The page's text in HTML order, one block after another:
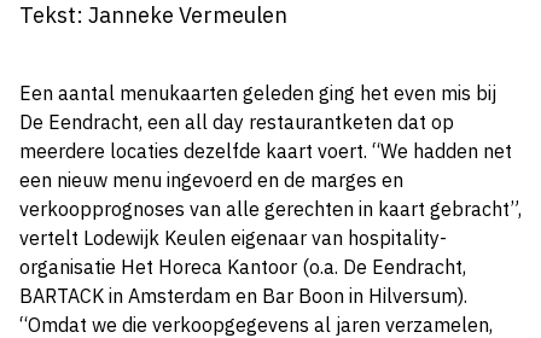
Tekst: Janneke Vermeulen
Een aantal menukaarten geleden ging het even mis bij
De Eendracht, een all day restaurantketen dat op
meerdere locaties dezelfde kaart voert. “We hadden net
een nieuw menu ingevoerd en de marges en
verkoopprognoses van alle gerechten in kaart gebracht”,
vertelt Lodewijk Keulen eigenaar van hospitality-
organisatie Het Horeca Kantoor (o.a. De Eendracht,
BARTACK in Amsterdam en Bar Boon in Hilversum).
“Omdat we die verkoopgegevens al jaren verzamelen,